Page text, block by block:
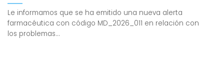
Le informamos que se ha emitido una nueva alerta
farmacéutica con código MD_2026_011 en relación con
los problemas...